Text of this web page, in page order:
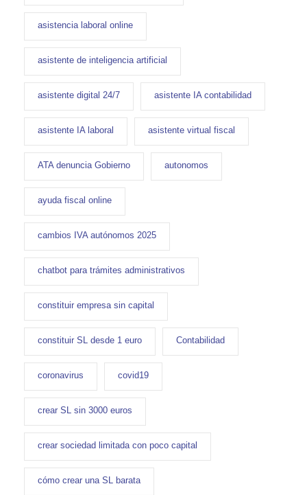
asistencia laboral online
asistente de inteligencia artificial
asistente digital 24/7 asistente IA contabilidad
asistente IA laboral asistente virtual fiscal
ATA denuncia Gobierno autonomos
ayuda fiscal online
cambios IVA autónomos 2025
chatbot para trámites administrativos
constituir empresa sin capital
constituir SL desde 1 euro Contabilidad
coronavirus covid19
crear SL sin 3000 euros
crear sociedad limitada con poco capital
cómo crear una SL barata